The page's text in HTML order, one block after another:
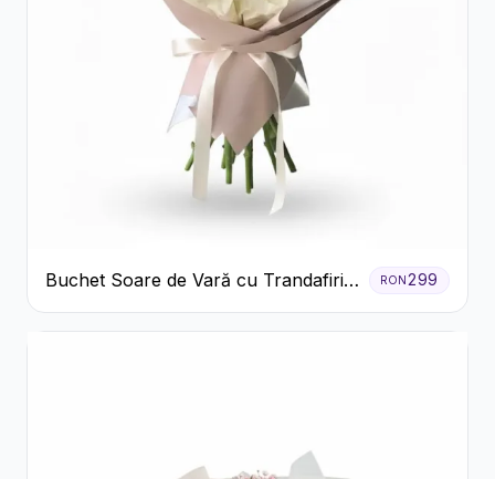
Buchet Soare de Vară cu Trandafiri
Galbeni și Crizanteme Albe
RON299